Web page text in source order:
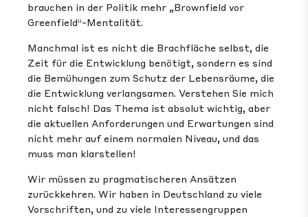
brauchen in der Politik mehr „Brownfield vor
Greenfield“-Mentalität.
Manchmal ist es nicht die Brachfläche selbst, die
Zeit für die Entwicklung benötigt, sondern es sind
die Bemühungen zum Schutz der Lebensräume, die
die Entwicklung verlangsamen. Verstehen Sie mich
nicht falsch! Das Thema ist absolut wichtig, aber
die aktuellen Anforderungen und Erwartungen sind
nicht mehr auf einem normalen Niveau, und das
muss man klarstellen!
Wir müssen zu pragmatischeren Ansätzen
zurückkehren. Wir haben in Deutschland zu viele
Vorschriften, und zu viele Interessengruppen